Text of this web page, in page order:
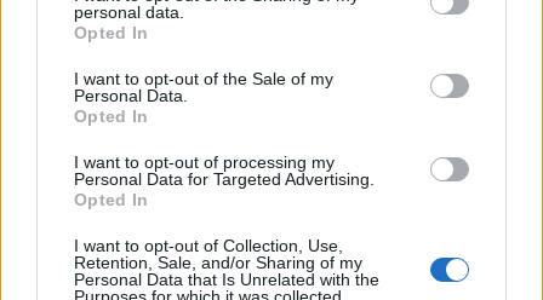
grant or deny consent to Google and its third-party tags to
use your data for below specified purposes in below Google
consent section.
personal data.
Opted In
I want to opt-out of the Sale of my
Personal Data.
Opted In
I want to opt-out of processing my
Personal Data for Targeted Advertising.
Opted In
I want to opt-out of Collection, Use,
Retention, Sale, and/or Sharing of my
Personal Data that Is Unrelated with the
Purposes for which it was collected.
A sajtot lereszelem. Egy lábasba teszem, hozzáadom
a keményítőt és alacsony lángon addig melegítem,
amíg el nem olvad. Ekkor öntöm hozzá a tejet. Kb. 5
percig melegítem, de látni, amikor picit sűrűsödni
kezd. Ha túl sűrű lenne, adok hozzá még egy kis tejet.
Egy tepsibe beleszórom a tortilla chipset és sütőbe
teszem. Épp csak pár percre, hogy átmelegedjen.
Ráöntöm a már elkészített sajtszószt és jöhet rá
minden föld jó, amit a hűtőben találsz. Nekem most
lecsepegtetett vörösbab és kukorica került a tetejére,